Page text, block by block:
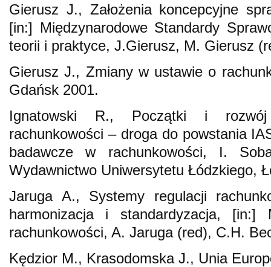
Gierusz J., Założenia koncepcyjne
[in:] Międzynarodowe Standardy
teorii i praktyce, J.Gierusz, M. Gierusz
Gierusz J., Zmiany w ustawie o
Gdańsk 2001.
Ignatowski R., Początki i rozwój
rachunkowości – droga do powstania
badawcze w rachunkowości, I.
Wydawnictwo Uniwersytetu Łódzkiego,
Jaruga A., Systemy regulacji
harmonizacja i standardyzacja, [in:]
rachunkowości, A. Jaruga (red), C.H.
Kędzior M., Krasodomska J., Unia